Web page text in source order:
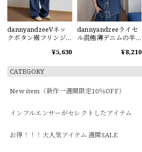
CATEGORY
New item（新作一週間限定10％OFF）
インフルエンサーがセレクトしたアイテム
お得！！！大人気アイテム 週間SALE
dannyandzeeVネッ
クボタン裾フリンジ
¥5,630
dannyandzeeライセ
ル混極薄デニムの半
¥8,210